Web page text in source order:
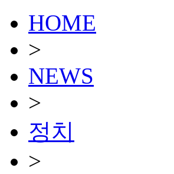
HOME
>
NEWS
>
정치
>